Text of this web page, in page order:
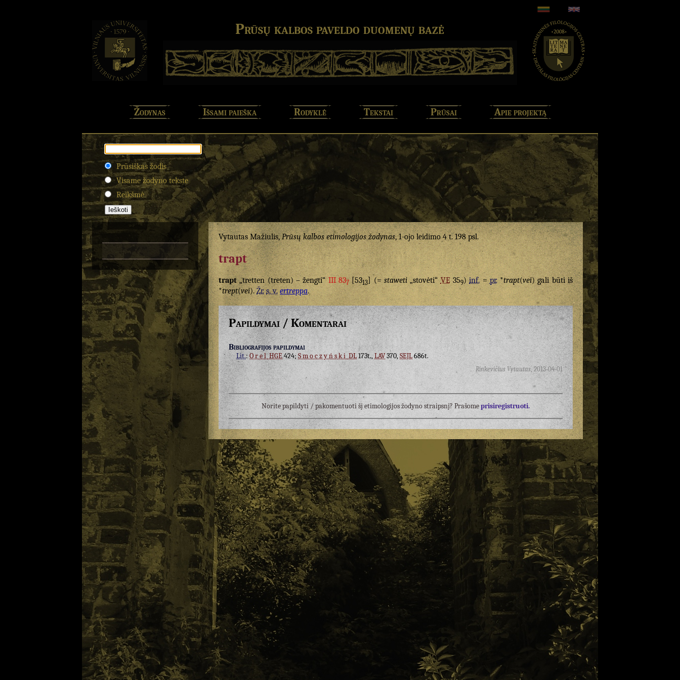
Prūsų kalbos paveldo duomenų bazė
Žodynas Išsami paieška Rodyklė Tekstai Prūsai Apie projektą
Prūsiškas žodis
Visame žodyno tekste
Reikšmė
Vytautas Mažiulis,Prūsų kalbos etimologijos žodynas, 1-ojo leidimo 4 t. 198 psl.
trapt
trapt„tretten (treten) – žengti“III 837[5313] (=staweti„stovėti“VE359)inf.=pr.*trapt(vei) gali būti iš
*trept(vei).Žr. s. v. ertreppa.
Papildymai / Komentarai
Bibliografijos papildymai
Lit.:OrelHGE424;SmoczyńskiDL173t.,LAV370,SEJL686t.
Rinkevičius Vytautas,2013-04-01
Norite papildyti / pakomentuoti šį etimologijos žodyno straipsnį? Prašomeprisiregistruoti.